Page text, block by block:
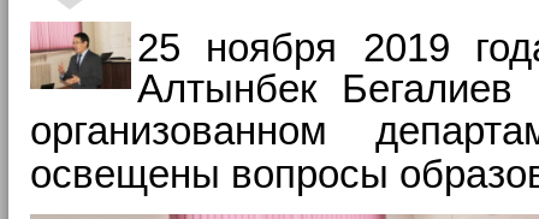
25 ноября 2019
Алтынбек
организованном
освещены вопросы